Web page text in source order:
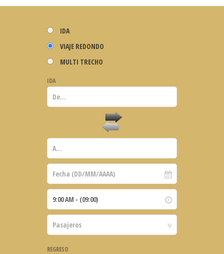
IDA
VIAJE REDONDO
MULTI TRECHO
IDA
REGRESO